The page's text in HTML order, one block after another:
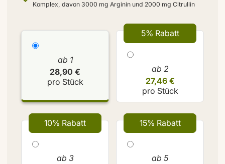
Komplex, davon 3000 mg Arginin und 2000 mg Citrullin
ab 1
28,90 €
pro Stück
5% Rabatt
ab 2
27,46 €
pro Stück
10% Rabatt
ab 3
15% Rabatt
ab 5